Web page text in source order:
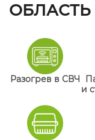
Разогрев в СВЧ
и